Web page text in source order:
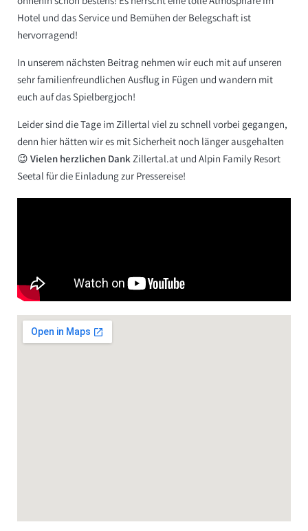
Hotel und das Service und Bemühen der Belegschaft ist
hervorragend!
In unserem nächsten Beitrag nehmen wir euch mit auf unseren
sehr familienfreundlichen Ausflug in Fügen und wandern mit
euch auf das Spielbergjoch!
Leider sind die Tage im Zillertal viel zu schnell vorbei gegangen,
denn hier hätten wir es mit Sicherheit noch länger ausgehalten
😉 Vielen herzlichen DankZillertal.at und Alpin Family Resort
Seetal für die Einladung zur Pressereise!